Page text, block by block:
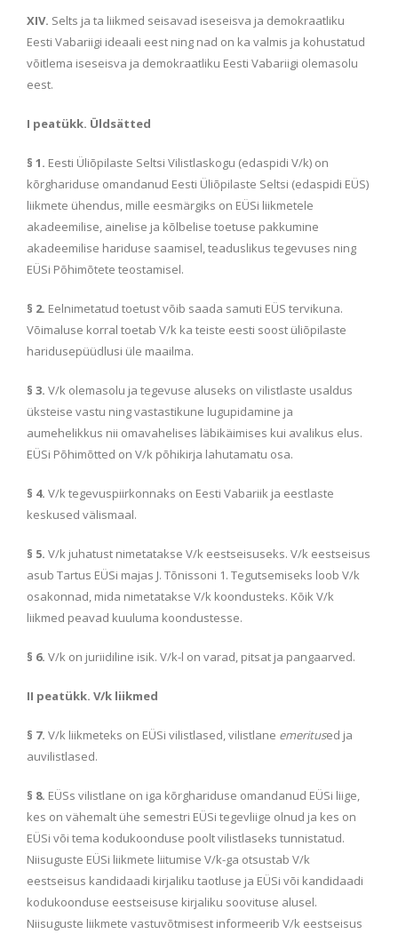
XIV. Selts ja ta liikmed seisavad iseseisva ja demokraatliku
Eesti Vabariigi ideaali eest ning nad on ka valmis ja kohustatud
võitlema iseseisva ja demokraatliku Eesti Vabariigi olemasolu
eest.
I peatükk. Üldsätted
§ 1. Eesti Üliõpilaste Seltsi Vilistlaskogu (edaspidi V/k) on
kõrghariduse omandanud Eesti Üliõpilaste Seltsi (edaspidi EÜS)
liikmete ühendus, mille eesmärgiks on EÜSi liikmetele
akadeemilise, ainelise ja kõlbelise toetuse pakkumine
akadeemilise hariduse saamisel, teaduslikus tegevuses ning
EÜSi Põhimõtete teostamisel.
§ 2. Eelnimetatud toetust võib saada samuti EÜS tervikuna.
Võimaluse korral toetab V/k ka teiste eesti soost üliõpilaste
haridusepüüdlusi üle maailma.
§ 3. V/k olemasolu ja tegevuse aluseks on vilistlaste usaldus
üksteise vastu ning vastastikune lugupidamine ja
aumehelikkus nii omavahelises läbikäimises kui avalikus elus.
EÜSi Põhimõtted on V/k põhikirja lahutamatu osa.
§ 4. V/k tegevuspiirkonnaks on Eesti Vabariik ja eestlaste
keskused välismaal.
§ 5. V/k juhatust nimetatakse V/k eestseisuseks. V/k eestseisus
asub Tartus EÜSi majas J. Tõnissoni 1. Tegutsemiseks loob V/k
osakonnad, mida nimetatakse V/k koondusteks. Kõik V/k
liikmed peavad kuuluma koondustesse.
§ 6. V/k on juriidiline isik. V/k-l on varad, pitsat ja pangaarved.
II peatükk. V/k liikmed
§ 7. V/k liikmeteks on EÜSi vilistlased, vilistlane emeritused ja
auvilistlased.
§ 8. EÜSs vilistlane on iga kõrghariduse omandanud EÜSi liige,
kes on vähemalt ühe semestri EÜSi tegevliige olnud ja kes on
EÜSi või tema kodukoonduse poolt vilistlaseks tunnistatud.
Niisuguste EÜSi liikmete liitumise V/k-ga otsustab V/k
eestseisus kandidaadi kirjaliku taotluse ja EÜSi või kandidaadi
kodukoonduse eestseisuse kirjaliku soovituse alusel.
Niisuguste liikmete vastuvõtmisest informeerib V/k eestseisus